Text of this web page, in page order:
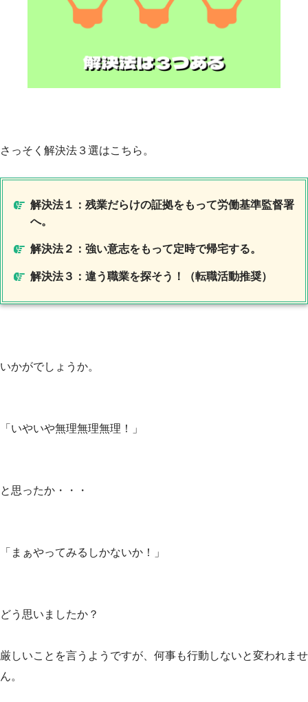
さっそく解決法３選はこちら。
解決法１：残業だらけの証拠をもって労働基準監督署
へ。
解決法２：強い意志をもって定時で帰宅する。
解決法３：違う職業を探そう！（転職活動推奨）
いかがでしょうか。
「いやいや無理無理無理！」
と思ったか・・・
「まぁやってみるしかないか！」
どう思いましたか？
厳しいことを言うようですが、何事も行動しないと変われませ
ん。